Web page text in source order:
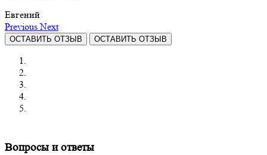
Евгений
Previous Next
ОСТАВИТЬ ОТЗЫВ ОСТАВИТЬ ОТЗЫВ
Вопросы и ответы